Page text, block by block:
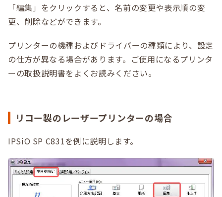
「編集」をクリックすると、名前の変更や表示順の変
更、削除などができます。
プリンターの機種およびドライバーの種類により、設定
の仕方が異なる場合があります。ご使用になるプリンタ
ーの取扱説明書をよくお読みください。
リコー製のレーザープリンターの場合
IPSiO SP C831を例に説明します。